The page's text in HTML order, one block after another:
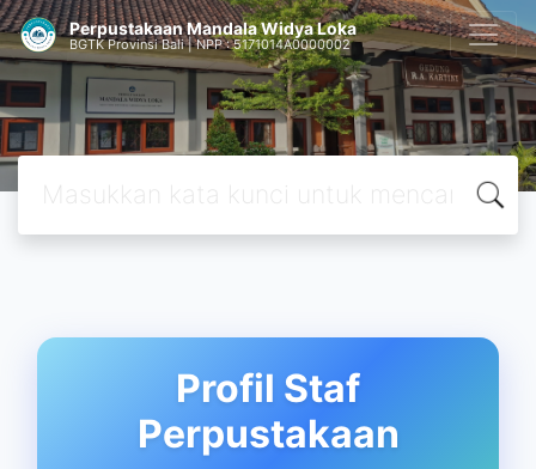
Perpustakaan Mandala Widya Loka
BGTK Provinsi Bali | NPP : 5171014A0000002
Profil Staf
Perpustakaan